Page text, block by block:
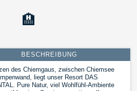
🏨
BESCHREIBUNG
des Chiemgaus, zwischen Chiemsee
liegt unser Resort DAS
Pure Natur, viel Wohlfühl-Ambiente